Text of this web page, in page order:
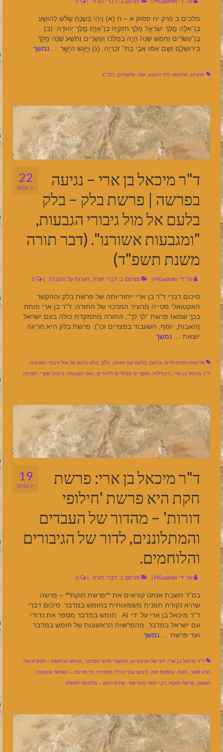
מלכים ב פרק יח פסוק א – ח (א) וַֽיְהִי֙ בִּשְׁנַ֣ת שָׁלֹ֔שׁ לְהוֹשֵׁ֥עַ
בֶּן־אֵלָ֖ה מֶ֣לֶךְ יִשְׂרָאֵ֑ל מָלַ֛ךְ חִזְקִיָּ֥ה בֶן־אָחָ֖ז מֶ֥לֶךְ יְהוּדָֽה: (ב)
בֶּן־עֶשְׂרִ֨ים וְחָמֵ֤שׁ שָׁנָה֙ הָיָ֣ה בְמָלְכ֔וֹ וְעֶשְׂרִ֤ים וָתֵ֙שַׁע֙ שָׁנָ֔ה מָלַ֖ךְ
בִּירוּשָׁלִָ֑ם וְשֵׁ֣ם אִמּ֔וֹ אֲבִ֖י בַּת־ זְכַרְיָֽה: (ג) וַיַּ֥עַשׂ הַיָּשָׁ֖ר … נמשך
חזקיהו, מלחמה דרך הטבע, עזה, פלשתים, רלב"ג
22
יונ 2026
ד"ר מיכאל בן ארי – נגיעה
בפרשה | פרשת בלק – בלק
בלעם אל מול גיבורי הגבעות,
"ומגבעות אשורנו". (דבר תורה
משנת תשפ"ד)
על ידי HGadmin
| פורסם ב: דברי תורה הערות על החברה |
סיכום דברי ד"ר בן ארי ייחודיותה של פרשת בלק וההקשר
האקטואלי סטייה מהציר המרכזי של התורה: ד"ר בן ארי פותח
בכך שמאז פרשת "לך לך", התורה מתמקדת כולה בעם ישראל
(האבות, יוסף, השעבוד במצרים וכו'). פרשת בלק היא חריגה
יוצאת … נמשך
אלימות המתנחלים בלעם בלעם עם האתון בלק בלק בלעם אל מול גיבורי הגבעות
ד"ר מיכאל בן ארי היבדלות מעצרים מנהליים ליהודים נוער הגבעות נרטיב שקרי תמיכה
19
יונ 2026
ד"ר מיכאל בן ארי: פרשת
חקת היא פרשת 'חילופי
דורות' – מהדור של העבדים
והמתלוננים, לדור של הגיבורים
והלוחמים.
על ידי HGadmin
| פורסם ב: דברי תורה |
בס"ד השבת אנחנו קוראים את **פרשת חוקת** – פרשה
שהיא נקודת תפנית משמעותית בחומש במדבר. סיכום דברי
ד"ר מיכאל בן ארי על ידי AI חומש במדבר מספר את נדודי
עם ישראל במדבר. מהפרשות הראשונות של חומש במדבר
ועד פרשת … נמשך
ד"ר מיכאל בן ארי דור של הגיבורים המעבר מדור המדבר הנחש הנחושת – להוציא את
הרע לאור
חקת טומאת מת כיבוש עבר הירדן המזרחי
מי מריבה – האתגר והתגובה
השונה פרשת חוקת רבי יוסף בכור שור שירת העם – מלמטה למעלה